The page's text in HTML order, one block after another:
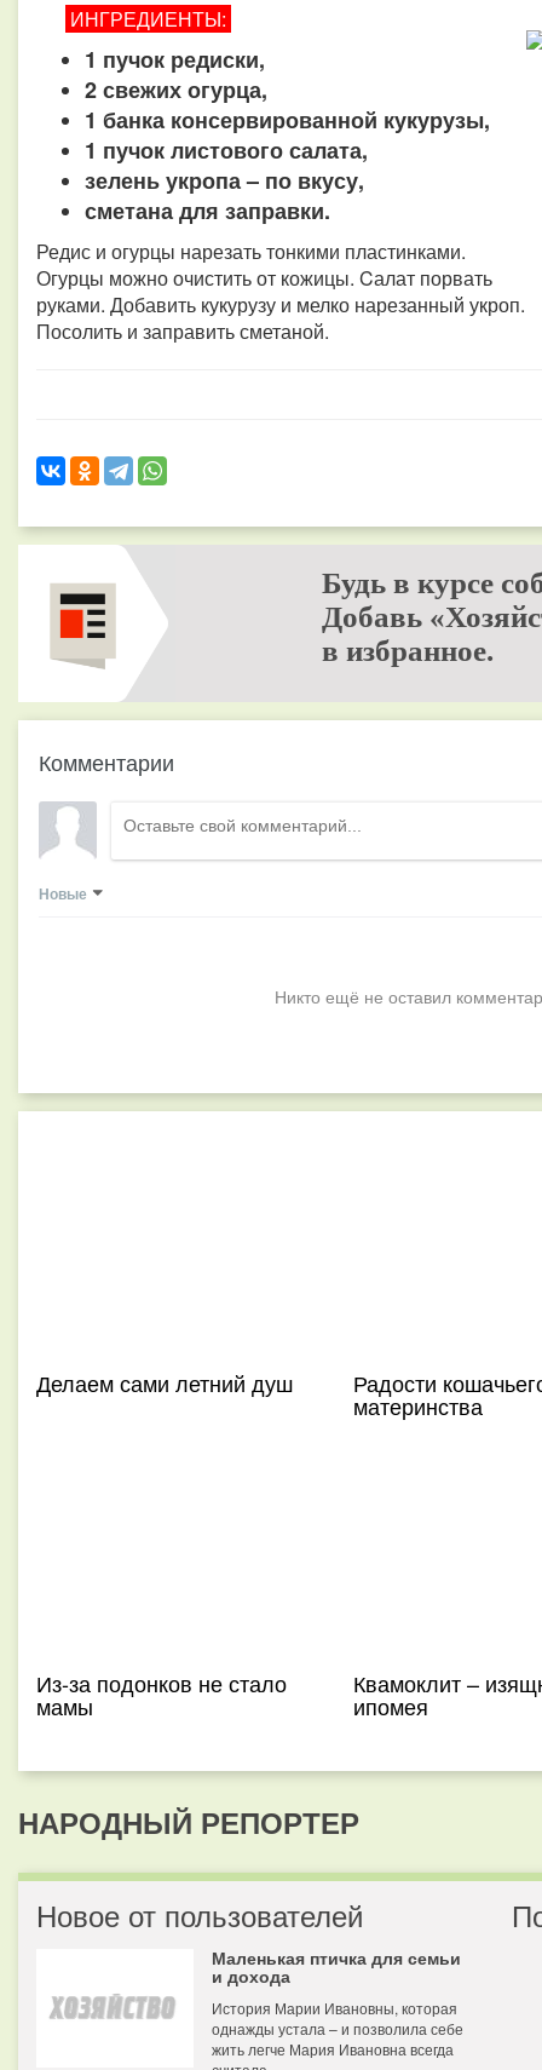
ИНГРЕДИЕНТЫ:
1 пучок редиски,
2 свежих огурца,
1 банка консервированной кукурузы,
1 пучок листового салата,
зелень укропа – по вкусу,
сметана для заправки.
Редис и огурцы нарезать тонкими пластинками.
Огурцы можно очистить от кожицы. Cалат порвать
руками. Добавить кукурузу и мелко нарезанный укроп.
Посолить и заправить сметаной.
Будь в курсе
Добавь
в избранное.
Комментарии
Новые
Никто ещё не оставил
Делаем сами летний душ Радости
материнства
Из-за подонков не стало
мамы
Квамоклит –
ипомея
НАРОДНЫЙ РЕПОРТЕР
Новое от пользователей
Маленькая птичка для семьи
и дохода
История Марии Ивановны, которая
однажды устала – и позволила себе
жить легче Мария Ивановна всегда